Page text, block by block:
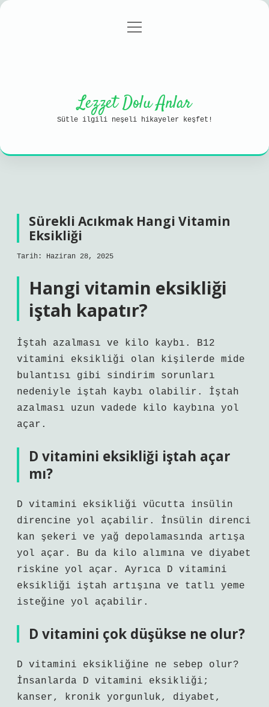
Gizlilik Politikası
menüyü
Lezzet Dolu Anlar
Sütle ilgili neşeli hikayeler keşfet!
Sürekli Acıkmak Hangi Vitamin
Eksikliği
Tarih: Haziran 28, 2025
Hangi vitamin eksikliği
iştah kapatır?
İştah azalması ve kilo kaybı. B12
vitamini eksikliği olan kişilerde mide
bulantısı gibi sindirim sorunları
nedeniyle iştah kaybı olabilir. İştah
azalması uzun vadede kilo kaybına yol
açar.
D vitamini eksikliği iştah açar
mı?
D vitamini eksikliği vücutta insülin
direncine yol açabilir. İnsülin direnci
kan şekeri ve yağ depolamasında artışa
yol açar. Bu da kilo alımına ve diyabet
riskine yol açar. Ayrıca D vitamini
eksikliği iştah artışına ve tatlı yeme
isteğine yol açabilir.
D vitamini çok düşükse ne olur?
D vitamini eksikliğine ne sebep olur?
İnsanlarda D vitamini eksikliği;
kanser, kronik yorgunluk, diyabet,